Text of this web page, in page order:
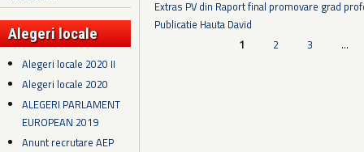
Alegeri locale
Alegeri locale 2020 II
Alegeri locale 2020
ALEGERI PARLAMENT
EUROPEAN 2019
Anunt recrutare AEP
Extras PV din Raport final promovare grad
Publicatie Hauta David
1 2 3 …